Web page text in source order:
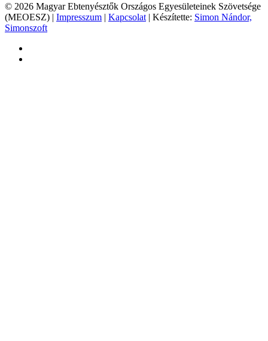
© 2026 Magyar Ebtenyésztők Országos Egyesületeinek Szövetsége
(MEOESZ) | Impresszum | Kapcsolat | Készítette: Simon Nándor,
Simonszoft